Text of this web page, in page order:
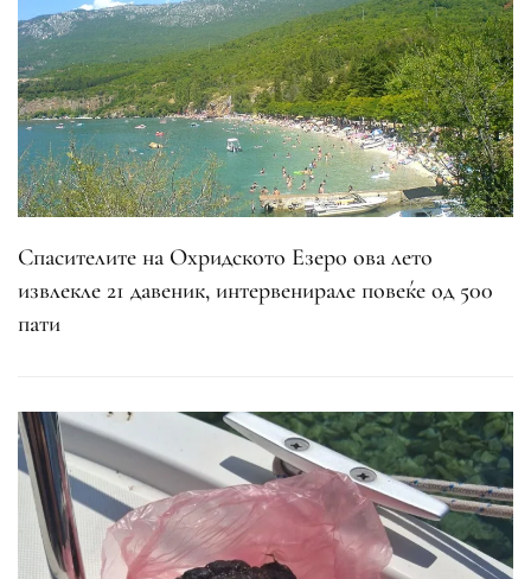
Спасителите на Охридското Езеро ова лето
извлекле 21 давеник, интервенирале повеќе од 500
пати